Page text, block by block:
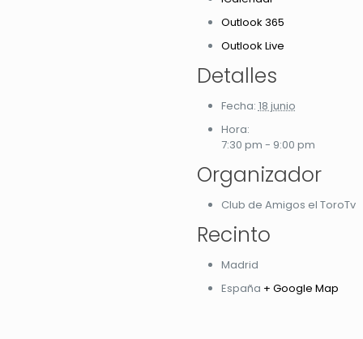
Outlook 365
Outlook Live
Detalles
Fecha: 18 junio
Hora:
7:30 pm - 9:00 pm
Organizador
Club de Amigos el ToroTv
Recinto
Madrid
España + Google Map